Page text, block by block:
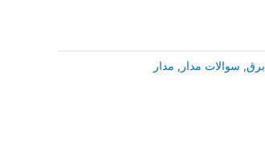
برق, سوالات مدار , مدار